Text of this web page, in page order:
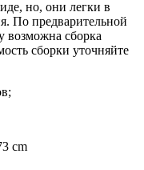
но, они легки в
По предварительной
возможна сборка
сборки уточняйте
cm